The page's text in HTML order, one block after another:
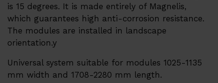
is 15 degrees. It is made entirely of Magnelis,
which guarantees high anti-corrosion resistance.
The modules are installed in landscape
orientation.y
Universal system suitable for modules 1025-1135
mm width and 1708-2280 mm length.
PV constructions
Теплові насоси ERA
Реалізовані об'єкти
EMS